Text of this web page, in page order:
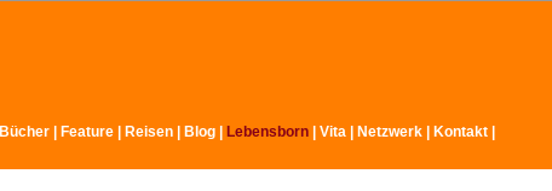
Bücher Feature Reisen Blog Lebensborn Vita Netzwerk Kontakt